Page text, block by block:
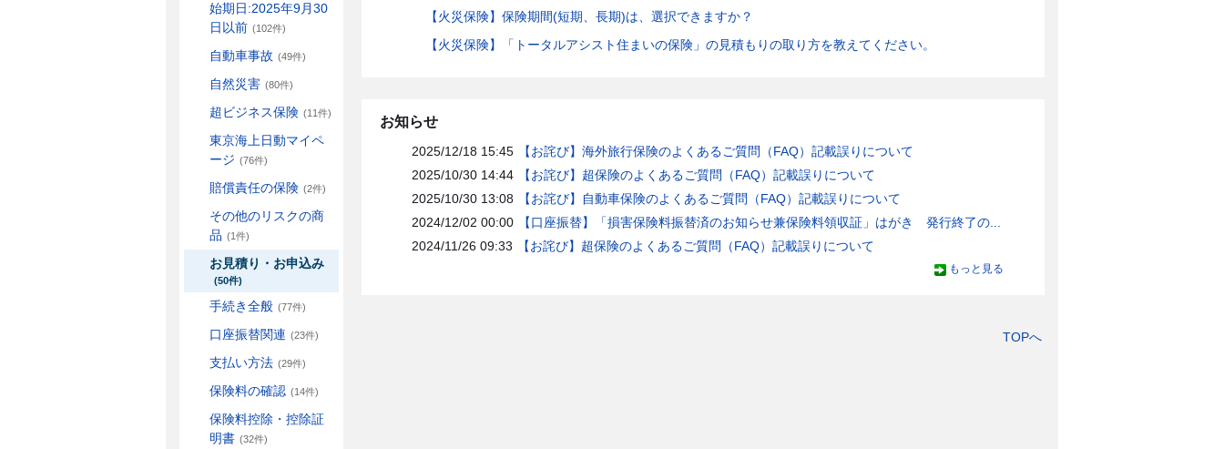
始期日:2025年9月30
日以前 (102件)
自動車事故 (49件)
自然災害 (80件)
超ビジネス保険 (11件)
東京海上日動マイペ
ージ (76件)
賠償責任の保険 (2件)
その他のリスクの商
品 (1件)
お見積り・お申込み
(50件)
手続き全般 (77件)
口座振替関連 (23件)
支払い方法 (29件)
保険料の確認 (14件)
保険料控除・控除証
明書 (32件)
【火災保険】保険期間(短期、長期)は、選択できますか？
【火災保険】「トータルアシスト住まいの保険」の見積もりの取り方を教えてください。
お知らせ
2025/12/18 15:45
【お詫び】海外旅行保険のよくあるご質問（FAQ）記載誤りについて
2025/10/30 14:44
【お詫び】超保険のよくあるご質問（FAQ）記載誤りについて
2025/10/30 13:08
【お詫び】自動車保険のよくあるご質問（FAQ）記載誤りについて
2024/12/02 00:00
【口座振替】「損害保険料振替済のお知らせ兼保険料領収証」はがき 発行終了の...
2024/11/26 09:33
【お詫び】超保険のよくあるご質問（FAQ）記載誤りについて
もっと見る
TOPへ